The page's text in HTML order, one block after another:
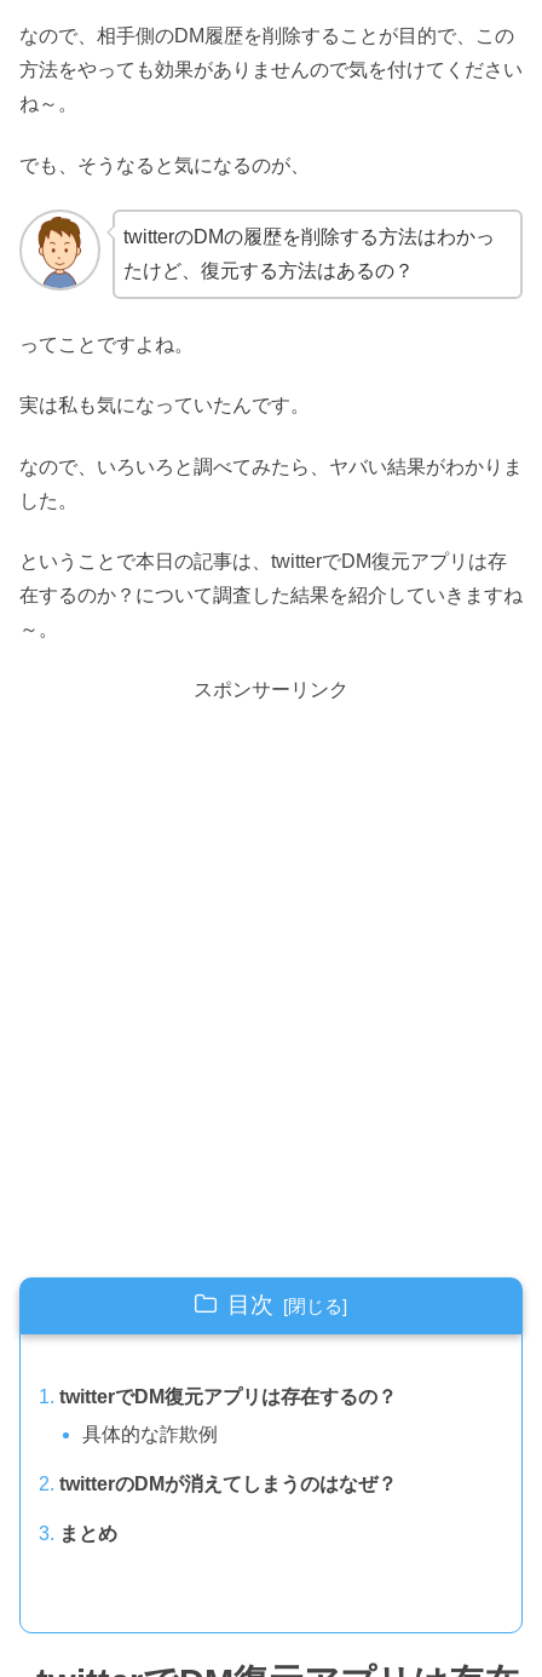
なので、相手側のDM履歴を削除することが目的で、この
方法をやっても効果がありませんので気を付けてください
ね～。
でも、そうなると気になるのが、
twitterのDMの履歴を削除する方法はわかっ
たけど、復元する方法はあるの？
ってことですよね。
実は私も気になっていたんです。
なので、いろいろと調べてみたら、ヤバい結果がわかりま
した。
ということで本日の記事は、twitterでDM復元アプリは存
在するのか？について調査した結果を紹介していきますね
～。
スポンサーリンク
目次
twitterでDM復元アプリは存在するの？
具体的な詐欺例
twitterのDMが消えてしまうのはなぜ？
まとめ